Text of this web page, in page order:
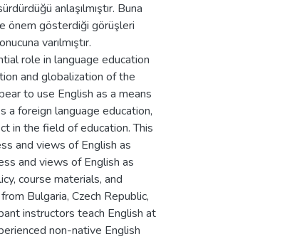
anlaşılmıştır. Buna
önem gösterdiği görüşleri
varılmıştır.
role in language education
and globalization of the
to use English as a means
a foreign language education,
in the field of education. This
and views of English as
and views of English as
course materials, and
Bulgaria, Czech Republic,
instructors teach English at
non-native English